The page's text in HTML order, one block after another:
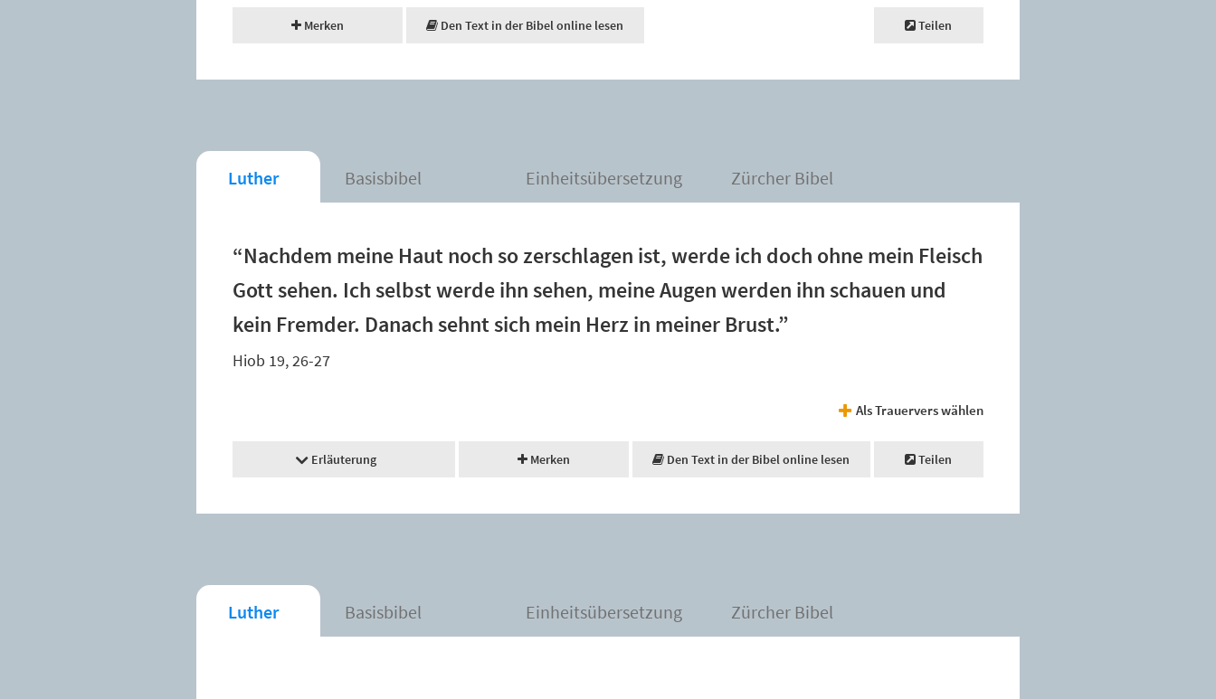
Merken Den Text in der Bibel online lesen Teilen
Luther Basisbibel Einheitsübersetzung Zürcher Bibel
“Nachdem meine Haut noch so zerschlagen ist, werde ich doch ohne mein Fleisch
Gott sehen. Ich selbst werde ihn sehen, meine Augen werden ihn schauen und
kein Fremder. Danach sehnt sich mein Herz in meiner Brust.”
Hiob 19, 26-27
Als Trauervers wählen
Erläuterung Merken Den Text in der Bibel online lesen Teilen
Luther Basisbibel Einheitsübersetzung Zürcher Bibel